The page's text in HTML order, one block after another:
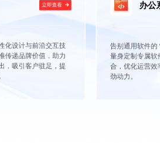
办公系统定制开发
告别通用软件的 “水土不服”！深度剖
量身定制专属软件系统，让功能与业
合，优化运营效率，降低成本，为企